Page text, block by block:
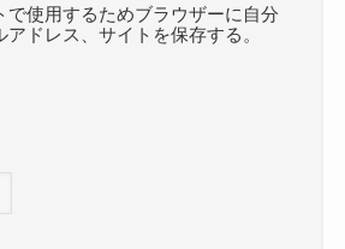
で使用するためブラウザーに自分
ドレス、サイトを保存する。